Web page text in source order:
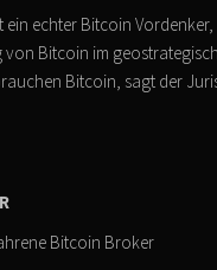
ein echter Bitcoin
Bitcoin im
Bitcoin, sagt der
Bitcoin Broker